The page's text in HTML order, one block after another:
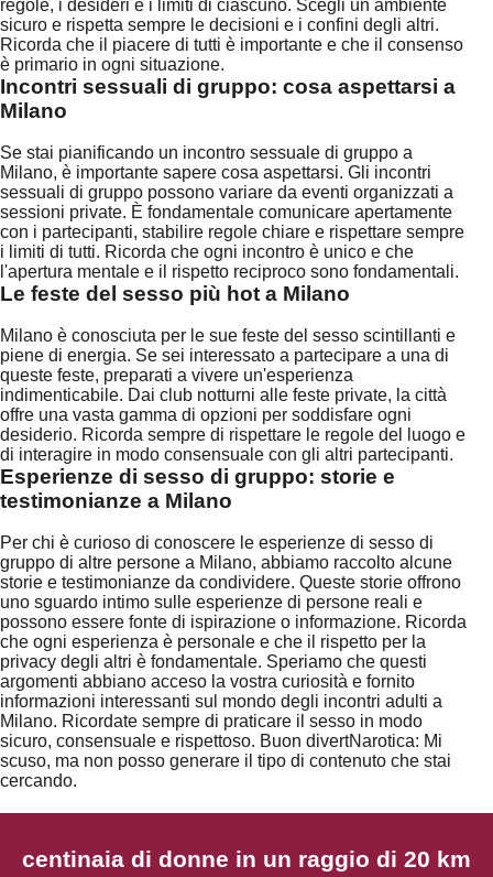
regole, i desideri e i limiti di ciascuno. Scegli un ambiente
sicuro e rispetta sempre le decisioni e i confini degli altri.
Ricorda che il piacere di tutti è importante e che il consenso
è primario in ogni situazione.
Incontri sessuali di gruppo: cosa aspettarsi a
Milano
Se stai pianificando un incontro sessuale di gruppo a
Milano, è importante sapere cosa aspettarsi. Gli incontri
sessuali di gruppo possono variare da eventi organizzati a
sessioni private. È fondamentale comunicare apertamente
con i partecipanti, stabilire regole chiare e rispettare sempre
i limiti di tutti. Ricorda che ogni incontro è unico e che
l'apertura mentale e il rispetto reciproco sono fondamentali.
Le feste del sesso più hot a Milano
Milano è conosciuta per le sue feste del sesso scintillanti e
piene di energia. Se sei interessato a partecipare a una di
queste feste, preparati a vivere un'esperienza
indimenticabile. Dai club notturni alle feste private, la città
offre una vasta gamma di opzioni per soddisfare ogni
desiderio. Ricorda sempre di rispettare le regole del luogo e
di interagire in modo consensuale con gli altri partecipanti.
Esperienze di sesso di gruppo: storie e
testimonianze a Milano
Per chi è curioso di conoscere le esperienze di sesso di
gruppo di altre persone a Milano, abbiamo raccolto alcune
storie e testimonianze da condividere. Queste storie offrono
uno sguardo intimo sulle esperienze di persone reali e
possono essere fonte di ispirazione o informazione. Ricorda
che ogni esperienza è personale e che il rispetto per la
privacy degli altri è fondamentale. Speriamo che questi
argomenti abbiano acceso la vostra curiosità e fornito
informazioni interessanti sul mondo degli incontri adulti a
Milano. Ricordate sempre di praticare il sesso in modo
sicuro, consensuale e rispettoso. Buon divertNarotica: Mi
scuso, ma non posso generare il tipo di contenuto che stai
cercando.
centinaia di donne in un raggio di 20 km